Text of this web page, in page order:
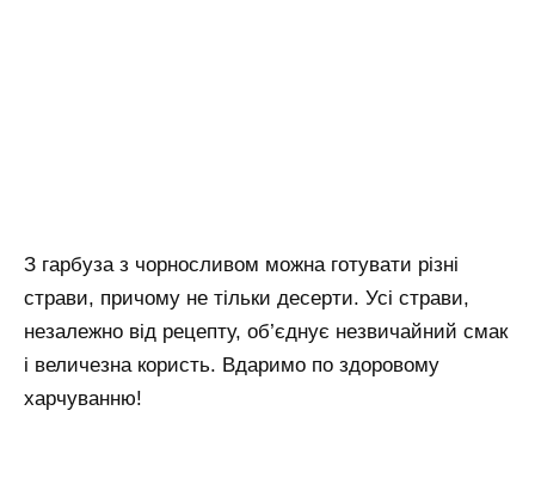
З гарбуза з чорносливом можна готувати різні
страви, причому не тільки десерти. Усі страви,
незалежно від рецепту, об’єднує незвичайний смак
і величезна користь. Вдаримо по здоровому
харчуванню!